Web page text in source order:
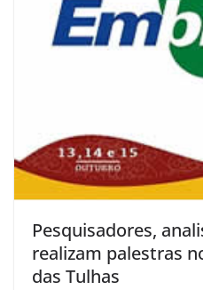
Pesquisadores,
realizam palestras
das Tulhas